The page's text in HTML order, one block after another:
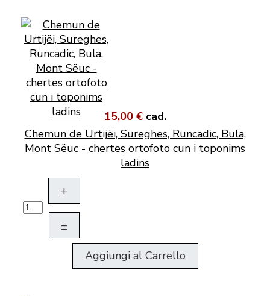
15,00 € cad.
Chemun de Urtijëi, Sureghes, Runcadic, Bula,
Mont Sëuc - chertes ortofoto cun i toponims
ladins
+
–
Aggiungi al Carrello